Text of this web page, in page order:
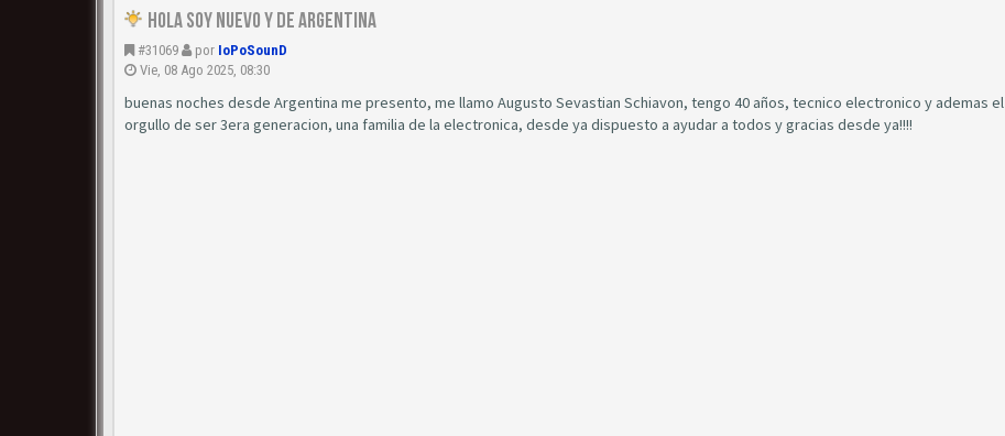
Hola Soy Nuevo y de Argentina
#31069 por IoPoSounD
Vie, 08 Ago 2025, 08:30
buenas noches desde Argentina me presento, me llamo Augusto Sevastian Schiavon, tengo 40 años, tecnico electronico y ademas el
orgullo de ser 3era generacion, una familia de la electronica, desde ya dispuesto a ayudar a todos y gracias desde ya!!!!